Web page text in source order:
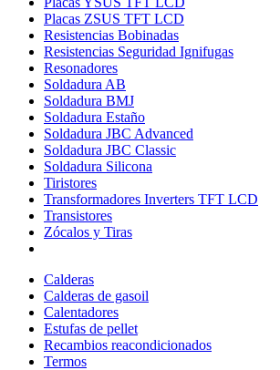
Placas ZSUS TFT LCD
Resistencias Bobinadas
Resistencias Seguridad Ignifugas
Resonadores
Soldadura AB
Soldadura BMJ
Soldadura Estaño
Soldadura JBC Advanced
Soldadura JBC Classic
Soldadura Silicona
Tiristores
Transformadores Inverters TFT LCD
Transistores
Zócalos y Tiras
Calderas
Calderas de gasoil
Calentadores
Estufas de pellet
Recambios reacondicionados
Termos